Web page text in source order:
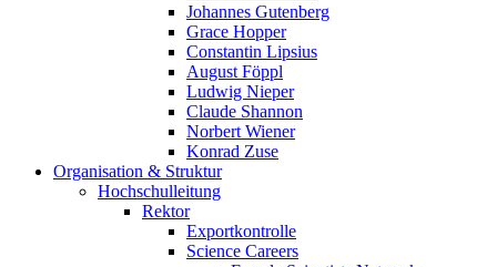
Johannes Gutenberg
Grace Hopper
Constantin Lipsius
August Föppl
Ludwig Nieper
Claude Shannon
Norbert Wiener
Konrad Zuse
Organisation & Struktur
Hochschulleitung
Rektor
Exportkontrolle
Science Careers